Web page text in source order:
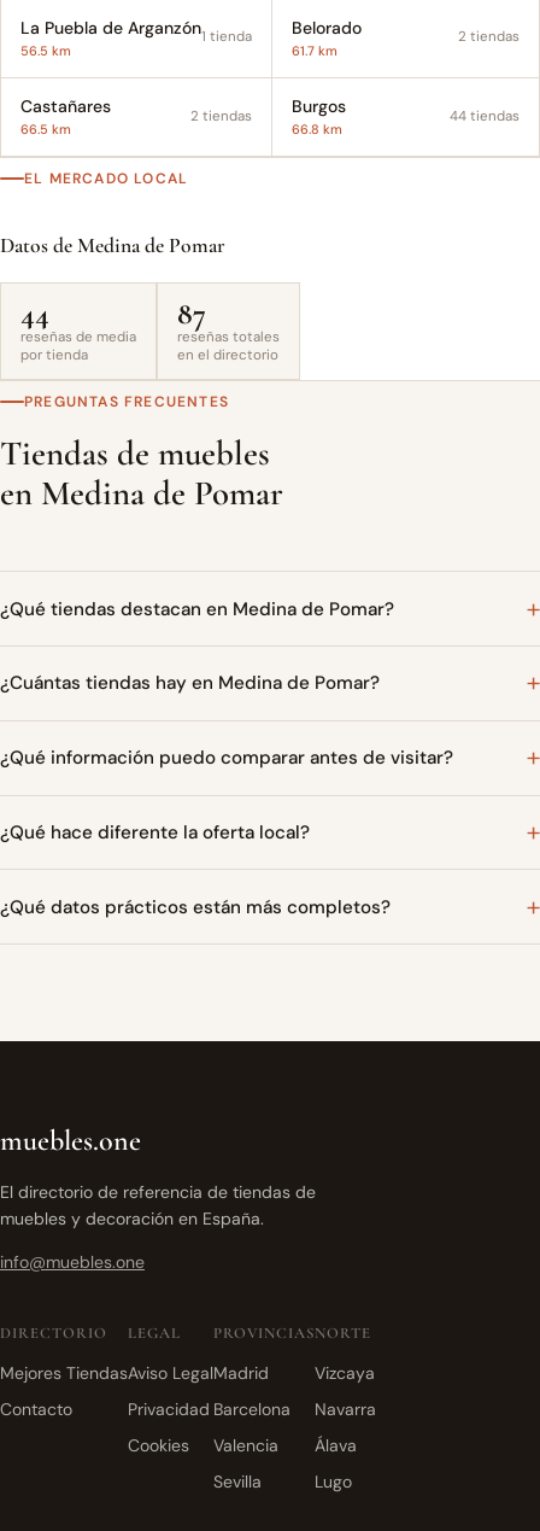
La Puebla de Arganzón
56.5 km
1 tienda Belorado
61.7 km
2 tiendas
Castañares
66.5 km
2 tiendas Burgos
66.8 km
44 tiendas
EL MERCADO LOCAL
Datos de Medina de Pomar
44
reseñas de media
por tienda
87
reseñas totales
en el directorio
PREGUNTAS FRECUENTES
Tiendas de muebles
en Medina de Pomar
¿Qué tiendas destacan en Medina de Pomar?
¿Cuántas tiendas hay en Medina de Pomar?
¿Qué información puedo comparar antes de visitar?
¿Qué hace diferente la oferta local?
¿Qué datos prácticos están más completos?
muebles.one
El directorio de referencia de tiendas de
muebles y decoración en España.
info@muebles.one
DIRECTORIO
Mejores Tiendas
Contacto
LEGAL
Aviso Legal
Privacidad
Cookies
PROVINCIAS
Madrid
Barcelona
Valencia
Sevilla
NORTE
Vizcaya
Navarra
Álava
Lugo